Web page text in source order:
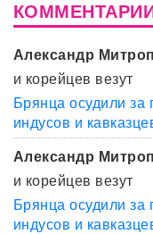
Александр
и корейцев везут
Брянца осудили
индусов и
Александр
и корейцев везут
Брянца осудили
индусов и